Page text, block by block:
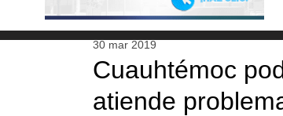
Cuauhtémoc
atiende
30 mar 2019